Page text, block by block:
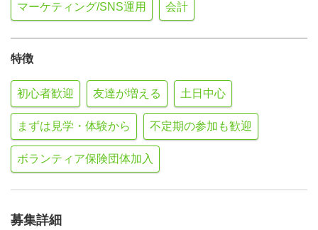
マーケティング/SNS運用 会計
特徴
初心者歓迎 友達が増える 土日中心
まずは見学・体験から 不定期の参加も歓迎
ボランティア保険団体加入
募集詳細